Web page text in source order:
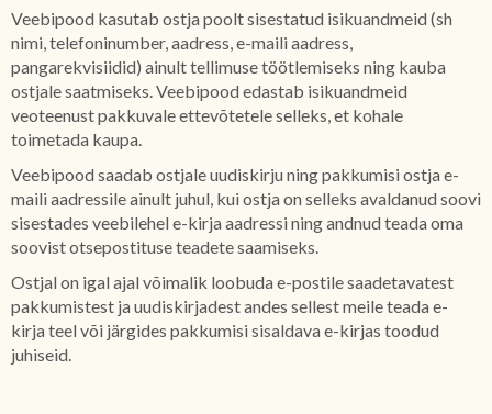
Veebipood kasutab ostja poolt sisestatud isikuandmeid (sh
nimi, telefoninumber, aadress, e-maili aadress,
pangarekvisiidid) ainult tellimuse töötlemiseks ning kauba
ostjale saatmiseks. Veebipood edastab isikuandmeid
veoteenust pakkuvale ettevõtetele selleks, et kohale
toimetada kaupa.
Veebipood saadab ostjale uudiskirju ning pakkumisi ostja e-
maili aadressile ainult juhul, kui ostja on selleks avaldanud soovi
sisestades veebilehel e-kirja aadressi ning andnud teada oma
soovist otsepostituse teadete saamiseks.
Ostjal on igal ajal võimalik loobuda e-postile saadetavatest
pakkumistest ja uudiskirjadest andes sellest meile teada e-
kirja teel või järgides pakkumisi sisaldava e-kirjas toodud
juhiseid.